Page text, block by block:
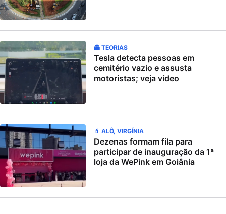
👻 TEORIAS
Tesla detecta pessoas em
cemitério vazio e assusta
motoristas; veja vídeo
💄 ALÔ, VIRGÍNIA
Dezenas formam fila para
participar de inauguração da 1ª
loja da WePink em Goiânia